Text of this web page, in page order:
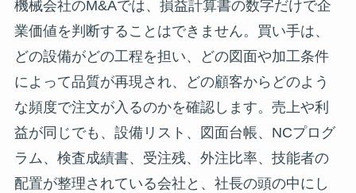
機械会社のM&Aでは、損益計算書の数字だけで企
業価値を判断することはできません。買い手は、
どの設備がどの工程を担い、どの図面や加工条件
によって品質が再現され、どの顧客からどのよう
な頻度で注文が入るのかを確認します。売上や利
益が同じでも、設備リスト、図面台帳、NCプログ
ラム、検査成績書、受注残、外注比率、技能者の
配置が整理されている会社と、社長の頭の中にし